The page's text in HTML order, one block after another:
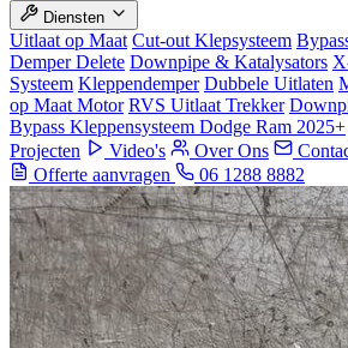
Diensten
Uitlaat op Maat Cut-out Klepsysteem
Demper Delete Downpipe & Katalysators
Systeem Kleppendemper Dubbele Uitlaten
op Maat Motor RVS Uitlaat Trekker
Bypass Kleppensysteem Dodge Ram 2025+
Projecten
Video's Over Ons
Offerte aanvragen
06 1288 8882